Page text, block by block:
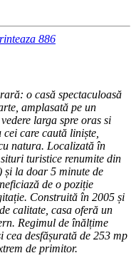
886
o casă spectaculoasă
amplasată pe un
larga spre oras si
care caută liniște,
natura. Localizată în
turistice renumite din
și la doar 5 minute de
de o poziție
Construită în 2005 și
calitate, casa oferă un
Regimul de înălțime
desfășurată de 253 mp
de primitor.